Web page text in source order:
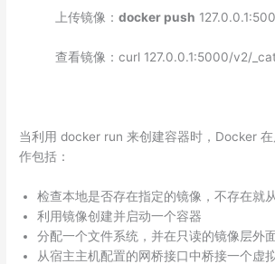
上传镜像：docker push
查看镜像：curl 127.0.0.1:5000/v2/
当利用 docker run 来创建容器时，Docker
作包括：
检查本地是否存在指定的镜像，不存在就
利用镜像创建并启动一个容器
分配一个文件系统，并在只读的镜像层外
从宿主主机配置的网桥接口中桥接一个虚